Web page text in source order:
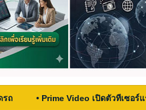
รถ • Prime Video เปิดตัวทีเซอ